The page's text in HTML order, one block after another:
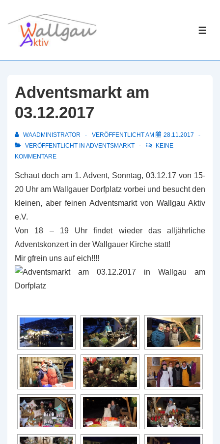
Zum
Adventsmarkt am
03.12.2017
WAADMINISTRATOR VERÖFFENTLICHT AM
28.11.2017
VERÖFFENTLICHT IN ADVENTSMARKT
KEINE
KOMMENTARE
Schaut doch am 1. Advent, Sonntag, 03.12.17 von 15-
20 Uhr am Wallgauer Dorfplatz vorbei und besucht den
kleinen, aber feinen Adventsmarkt von Wallgau Aktiv
e.V.
Von 18 – 19 Uhr findet wieder das alljährliche
Adventskonzert in der Wallgauer Kirche statt!
Mir gfrein uns auf eich!!!!